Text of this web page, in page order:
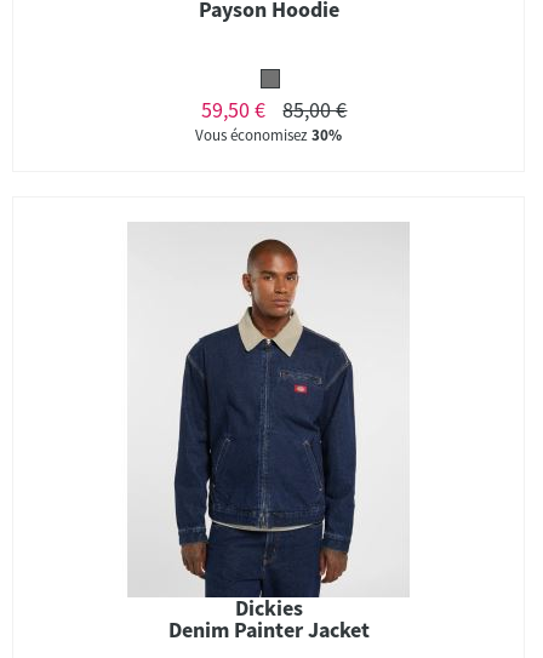
Payson Hoodie
59,50 € 85,00 €
Vous économisez30%
Dickies
Denim Painter Jacket